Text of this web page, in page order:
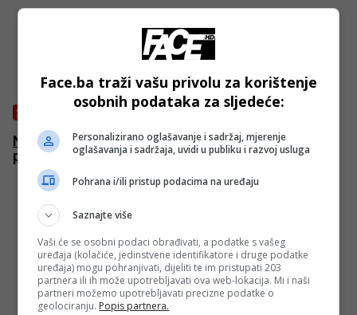
SVIJET
Norveški ministar pravde podnio ostavku zbog
ponašanja svoje žene
Face.ba traži vašu privolu za korištenje
osobnih podataka za sljedeće:
Personalizirano oglašavanje i sadržaj, mjerenje
oglašavanja i sadržaja, uvidi u publiku i razvoj usluga
Pohrana i/ili pristup podacima na uređaju
Saznajte više
Vaši će se osobni podaci obrađivati, a podatke s vašeg
uređaja (kolačiće, jedinstvene identifikatore i druge podatke
uređaja) mogu pohranjivati, dijeliti te im pristupati 203
partnera ili ih može upotrebljavati ova web-lokacija. Mi i naši
partneri možemo upotrebljavati precizne podatke o
geolociranju. Popis partnera.